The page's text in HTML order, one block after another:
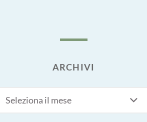
ARCHIVI